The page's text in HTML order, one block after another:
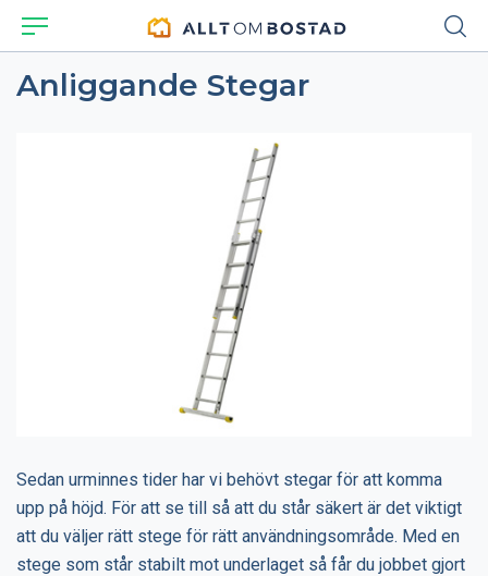
Anliggande Stegar
Sedan urminnes tider har vi behövt stegar för att komma
upp på höjd. För att se till så att du står säkert är det viktigt
att du väljer rätt stege för rätt användningsområde. Med en
stege som står stabilt mot underlaget så får du jobbet gjort